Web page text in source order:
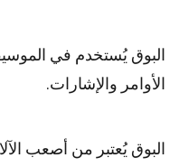
البوق يُستخدم في
الأوامر والإشارات.
البوق يُعتبر من أصعب